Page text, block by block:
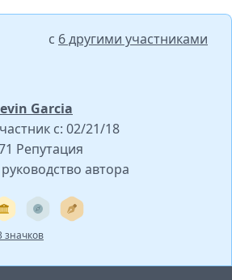
с 6 другими участниками
Garcia
с: 02/21/18
Репутация
автора
значков